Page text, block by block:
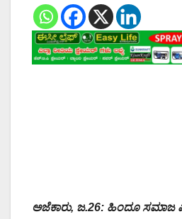
ಅಜೆಕಾರು, ಜ.26: ಹಿಂದೂ ಸಮಾಜ